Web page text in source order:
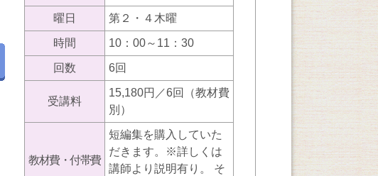
曜日 第２・４木曜
時間 10：00～11：30
回数 6回
受講料
15,180円／6回（教材費
別）
教材費・付帯費
短編集を購入していた
だきます。※詳しくは
講師より説明有り。 そ